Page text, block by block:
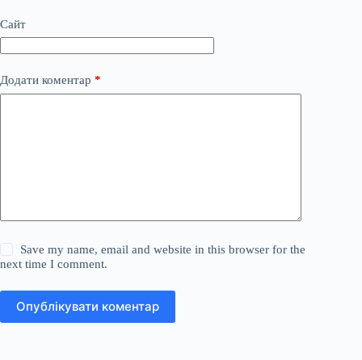
Сайт
Додати коментар *
Save my name, email and website in this browser for the
next time I comment.
Опублікувати коментар